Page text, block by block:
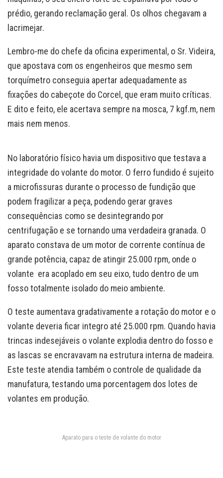
prédio, gerando reclamação geral. Os olhos chegavam a
lacrimejar.
Lembro-me do chefe da oficina experimental, o Sr. Videira,
que apostava com os engenheiros que mesmo sem
torquímetro conseguia apertar adequadamente as
fixações do cabeçote do Corcel, que eram muito críticas.
E dito e feito, ele acertava sempre na mosca, 7 kgf.m, nem
mais nem menos.
No laboratório físico havia um dispositivo que testava a
integridade do volante do motor. O ferro fundido é sujeito
a microfissuras durante o processo de fundição que
podem fragilizar a peça, podendo gerar graves
consequências como se desintegrando por
centrifugação e se tornando uma verdadeira granada. O
aparato constava de um motor de corrente contínua de
grande potência, capaz de atingir 25.000 rpm, onde o
volante era acoplado em seu eixo, tudo dentro de um
fosso totalmente isolado do meio ambiente.
O teste aumentava gradativamente a rotação do motor e o
volante deveria ficar integro até 25.000 rpm. Quando havia
trincas indesejáveis o volante explodia dentro do fosso e
as lascas se encravavam na estrutura interna de madeira.
Este teste atendia também o controle de qualidade da
manufatura, testando uma porcentagem dos lotes de
volantes em produção.
Aparato para o teste de volante do motor